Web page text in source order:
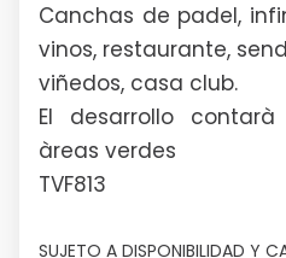
Canchas de padel,
vinos, restaurante,
viñedos, casa club.
El desarrollo
àreas verdes
TVF813
SUJETO A DISPONIBILIDAD Y